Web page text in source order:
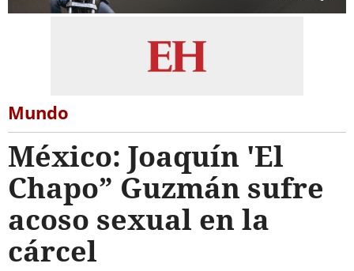
Mundo
México: Joaquín 'El
Chapo” Guzmán sufre
acoso sexual en la
cárcel